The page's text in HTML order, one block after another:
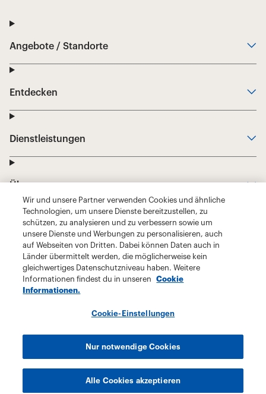
Wir und unsere Partner verwenden Cookies und ähnliche
Technologien, um unsere Dienste bereitzustellen, zu
schützen, zu analysieren und zu verbessern sowie um
unsere Dienste und Werbungen zu personalisieren, auch
auf Webseiten von Dritten. Dabei können Daten auch in
Länder übermittelt werden, die möglicherweise kein
gleichwertiges Datenschutzniveau haben. Weitere
Informationen findest du in unseren
Cookie
Informationen.
Cookie-Einstellungen
Nur notwendige Cookies
Alle Cookies akzeptieren